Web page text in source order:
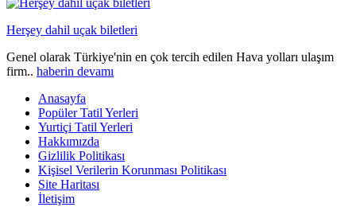
Herşey dahil uçak biletleri
Genel olarak Türkiye'nin en çok tercih edilen Hava yolları ulaşım
firm.. haberin devamı
Anasayfa
Popüler Tatil Yerleri
Yurtiçi Tatil Yerleri
Hakkımızda
Gizlilik Politikası
Kişisel Verilerin Korunması Politikası
Site Haritası
İletişim